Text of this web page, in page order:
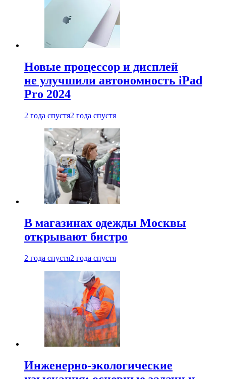
Новые процессор и дисплей
не улучшили автономность iPad
Pro 2024
2 года спустя2 года спустя
В магазинах одежды Москвы
открывают бистро
2 года спустя2 года спустя
Инженерно-экологические